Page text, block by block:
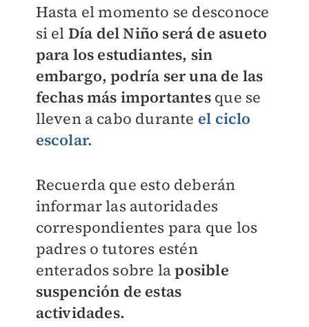
Hasta el momento se desconoce
si el Día del Niño será de asueto
para los estudiantes, sin
embargo, podría ser una de las
fechas más importantesque se
lleven a cabo durante el ciclo
escolar.
Recuerda que esto deberán
informar las autoridades
correspondientes para que los
padres o tutores estén
enterados sobre laposible
suspención de estas
actividades.